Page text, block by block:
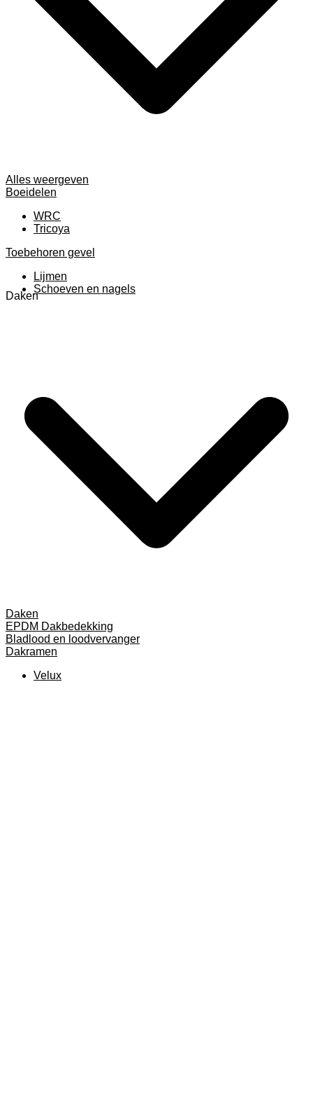
Alles weergeven
Boeidelen
WRC
Tricoya
Toebehoren gevel
Lijmen
Schoeven en nagels
Daken
Daken
EPDM Dakbedekking
Bladlood en loodvervanger
Dakramen
Velux